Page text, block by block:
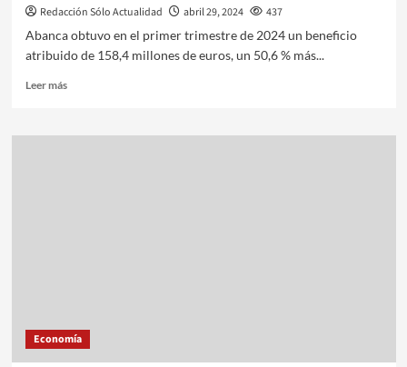
Redacción Sólo Actualidad abril 29, 2024
437
Abanca obtuvo en el primer trimestre de 2024 un beneficio
atribuido de 158,4 millones de euros, un 50,6 % más...
Leer más
Economía